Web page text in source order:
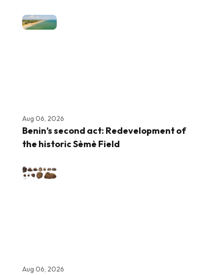
Aug 06, 2026
Benin’s second act: Redevelopment of
the historic Sèmè Field
Aug 06, 2026